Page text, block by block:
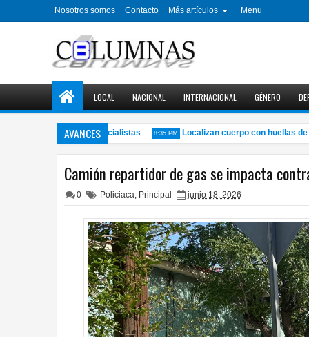
Nosotros somos Contacto Más artículos Menu
LOCAL NACIONAL INTERNACIONAL GÉNERO
AVANCES
según especialistas 8:35 PM Localizan cuerpo con huellas de
Camión repartidor de gas se impacta
0 Policiaca, Principal junio 18, 2026